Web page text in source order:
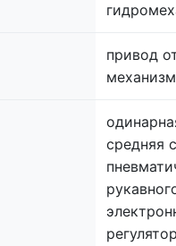
привод
средняя